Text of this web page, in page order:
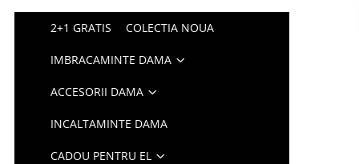
2+1 GRATIS COLECTIA NOUA
IMBRACAMINTE DAMA
ACCESORII DAMA
INCALTAMINTE DAMA
CADOU PENTRU EL